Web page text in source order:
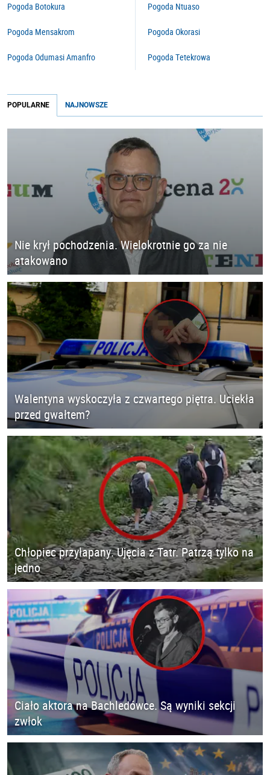
Pogoda Botokura
Pogoda Mensakrom
Pogoda Odumasi Amanfro
Pogoda Ntuaso
Pogoda Okorasi
Pogoda Tetekrowa
POPULARNE NAJNOWSZE
Nie krył pochodzenia. Wielokrotnie go za nie
atakowano
Walentyna wyskoczyła z czwartego piętra. Uciekła
przed gwałtem?
Chłopiec przyłapany. Ujęcia z Tatr. Patrzą tylko na
jedno
Ciało aktora na Bachledówce. Są wyniki sekcji
zwłok